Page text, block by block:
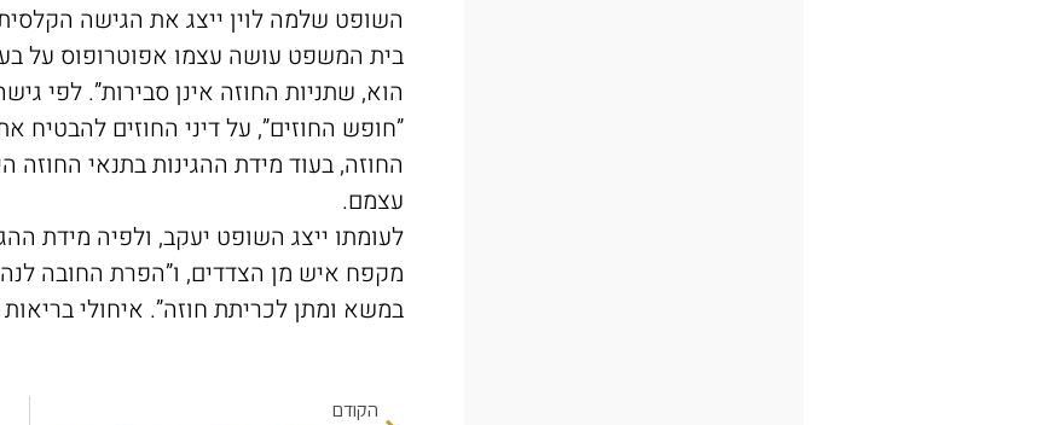
השופט שלמה לוין ייצג את הגישה הקלסית
בית המשפט עושה עצמו אפוטרופוס על
הוא, שתניות החוזה אינן סבירות”. לפי
”חופש החוזים”, על דיני החוזים
החוזה, בעוד מידת ההגינות בתנאי
עצמם.
לעומתו ייצג השופט יעקב, ולפיה מידת
מקפח איש מן הצדדים, ו”הפרת החובה
במשא ומתן לכריתת חוזה”. איחולי
הקודם